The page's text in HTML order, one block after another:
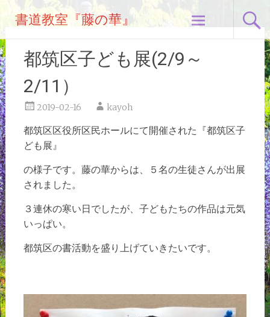
テ
ン
ツ
へ
ス
キ
ッ
プ
書道教室『藤の華』
都筑区子ども展(2/9～
2/11）
2019-02-16 kayoh
都筑区区役所区民ホールにて開催された『都筑区子
ども展』
の様子です。藤の華からは、５名の生徒さんが出展
されました。
３連休の寒い日でしたが、子どもたちの作品は元気
いっぱい。
都筑区の書活動を盛り上げていきたいです。